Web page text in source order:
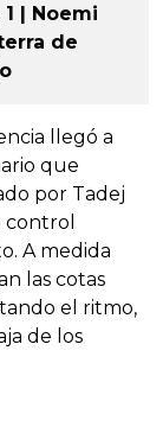
| Noemi
de
llegó a
que
por Tadej
control
A medida
las cotas
el ritmo,
de los